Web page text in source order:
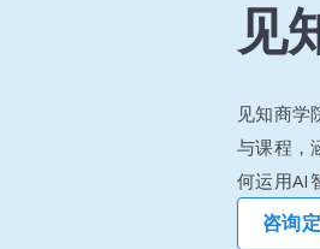
见
见知商学
与课程，
何运用AI
咨询